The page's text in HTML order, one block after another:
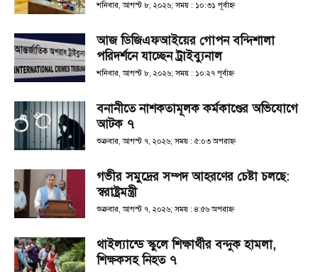
শনিবার, আগস্ট ৮, ২০২৬; সময় : ১০:৩১ পূর্বাহ্ণ
আজ ডিজিএফআইয়ের গোপন বন্দিশালা
পরিদর্শনে যাচ্ছেন ট্রাইব্যুনাল
শনিবার, আগস্ট ৮, ২০২৬; সময় : ১০:২৭ পূর্বাহ্ণ
বনানীতে নাশকতামূলক কর্মকাণ্ডের অভিযোগে
আটক ৭
শুক্রবার, আগস্ট ৭, ২০২৬; সময় : ৫:০৩ অপরাহ্ণ
গভীর সমুদ্রের সম্পদ আহরণের চেষ্টা চলছে:
স্বরাষ্ট্রমন্ত্রী
শুক্রবার, আগস্ট ৭, ২০২৬; সময় : ৪:৫৬ অপরাহ্ণ
থাইল্যান্ডে স্কুলে শিক্ষার্থীর বন্দুক হামলা,
শিক্ষকসহ নিহত ৭